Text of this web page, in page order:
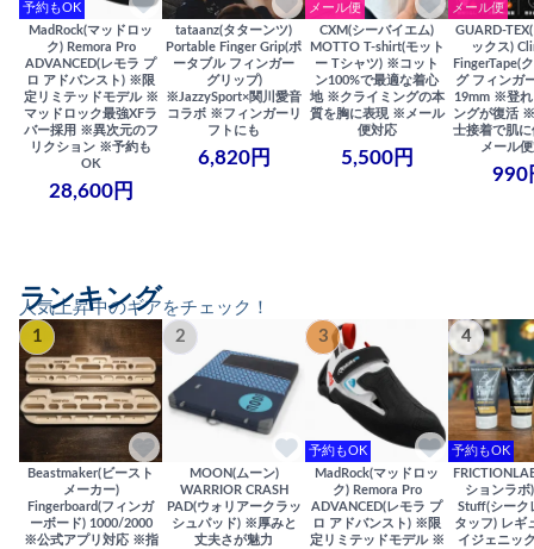
予約もOK
MadRock(マッドロッ
ク) Remora Pro
ADVANCED(レモラ プ
ロ アドバンスト) ※限
定リミテッドモデル ※
マッドロック最強XFラ
バー採用 ※異次元のフ
リクション ※予約も
OK
28,600円
tataanz(タターンツ)
Portable Finger Grip(ポ
ータブル フィンガー
グリップ)
※JazzySport×関川愛音
コラボ ※フィンガーリ
フトにも
6,820円
メール便
CXM(シーバイエム)
MOTTO T-shirt(モット
ー Tシャツ) ※コット
ン100%で最適な着心
地 ※クライミングの本
質を胸に表現 ※メール
便対応
5,500円
メール便
GUARD-
ックス)
FingerTape(
グ フィンガ
19mm ※登れ
ングが復活
士接着で肌
メール
990
人気上昇中のギアをチェック！
ランキング
1
Beastmaker(ビースト
メーカー)
Fingerboard(フィンガ
ーボード) 1000/2000
※公式アプリ対応 ※指
2
MOON(ムーン)
WARRIOR CRASH
PAD(ウォリアークラッ
シュパッド) ※厚みと
丈夫さが魅力
3
予約もOK
MadRock(マッドロッ
ク) Remora Pro
ADVANCED(レモラ プ
ロ アドバンスト) ※限
定リミテッドモデル ※
4
予約もOK
ションラボ
Stuff(シーク
タッフ) レギ
イジェニッ